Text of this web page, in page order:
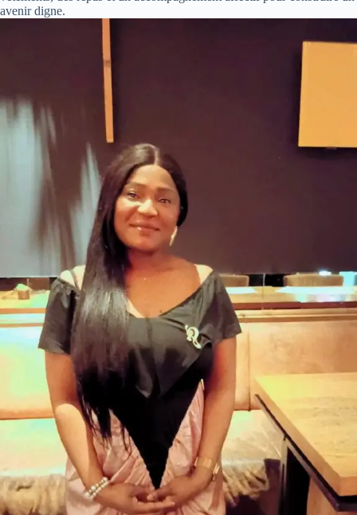
avenir digne.